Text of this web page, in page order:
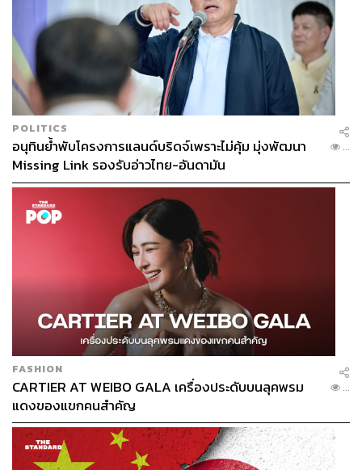
POLITICS
อนุทินย้ำพับโครงการแลนด์บริดจ์เพราะไม่คุ้ม มุ่งพัฒนา
Missing Link รองรับอ่าวไทย-อันดามัน
...
FASHION
CARTIER AT WEIBO GALA เครื่องประดับบนลุคพรม
แดงของแขกคนสำคัญ
...